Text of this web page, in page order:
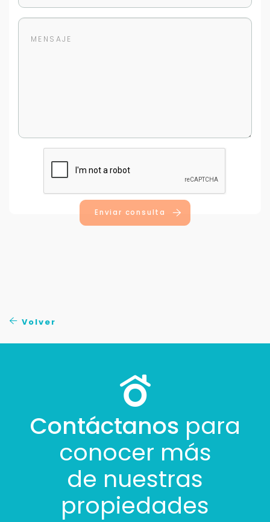
Enviar consulta
Volver
Contáctanos para
conocer más
de nuestras
propiedades